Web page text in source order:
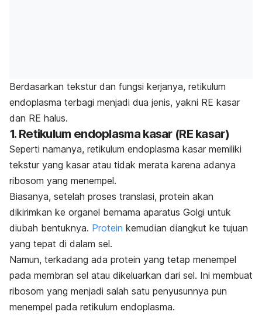
Berdasarkan tekstur dan fungsi kerjanya, retikulum
endoplasma terbagi menjadi dua jenis, yakni RE kasar
dan RE halus.
1. Retikulum endoplasma kasar (RE kasar)
Seperti namanya, retikulum endoplasma kasar memiliki
tekstur yang kasar atau tidak merata karena adanya
ribosom yang menempel.
Biasanya, setelah proses translasi, protein akan
dikirimkan ke organel bernama aparatus Golgi untuk
diubah bentuknya. Protein kemudian diangkut ke tujuan
yang tepat di dalam sel.
Namun, terkadang ada protein yang tetap menempel
pada membran sel atau dikeluarkan dari sel. Ini membuat
ribosom yang menjadi salah satu penyusunnya pun
menempel pada retikulum endoplasma.